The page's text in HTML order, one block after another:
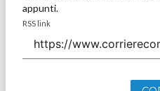
appunti.
RSS link